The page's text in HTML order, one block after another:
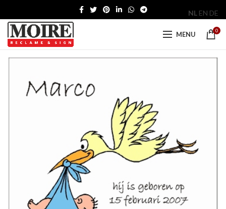
MENU 0
NL EN DE